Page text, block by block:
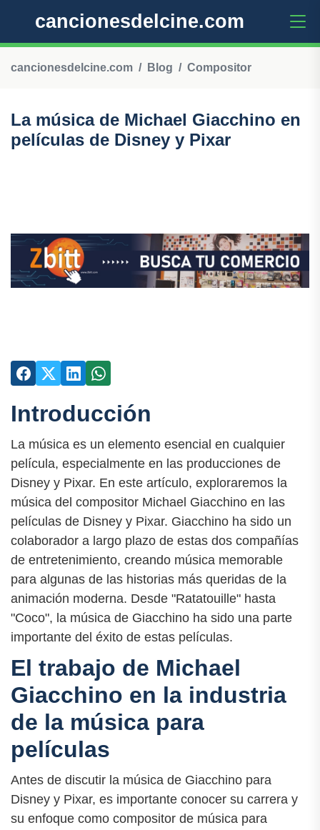
cancionesdelcine.com
cancionesdelcine.com Blog Compositor
La música de Michael Giacchino en
películas de Disney y Pixar
Introducción
La música es un elemento esencial en cualquier
película, especialmente en las producciones de
Disney y Pixar. En este artículo, exploraremos la
música del compositor Michael Giacchino en las
películas de Disney y Pixar. Giacchino ha sido un
colaborador a largo plazo de estas dos compañías
de entretenimiento, creando música memorable
para algunas de las historias más queridas de la
animación moderna. Desde "Ratatouille" hasta
"Coco", la música de Giacchino ha sido una parte
importante del éxito de estas películas.
El trabajo de Michael
Giacchino en la industria
de la música para
películas
Antes de discutir la música de Giacchino para
Disney y Pixar, es importante conocer su carrera y
su enfoque como compositor de música para